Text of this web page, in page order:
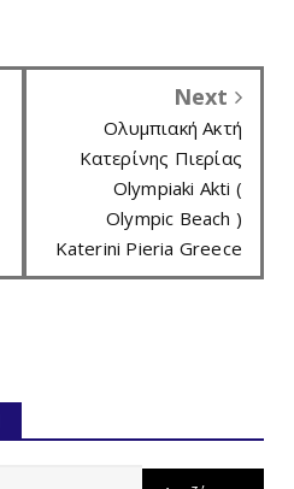
Next
Ολυμπιακή Ακτή
Κατερίνης Πιερίας
Olympiaki Akti (
Olympic Beach )
Katerini Pieria Greece